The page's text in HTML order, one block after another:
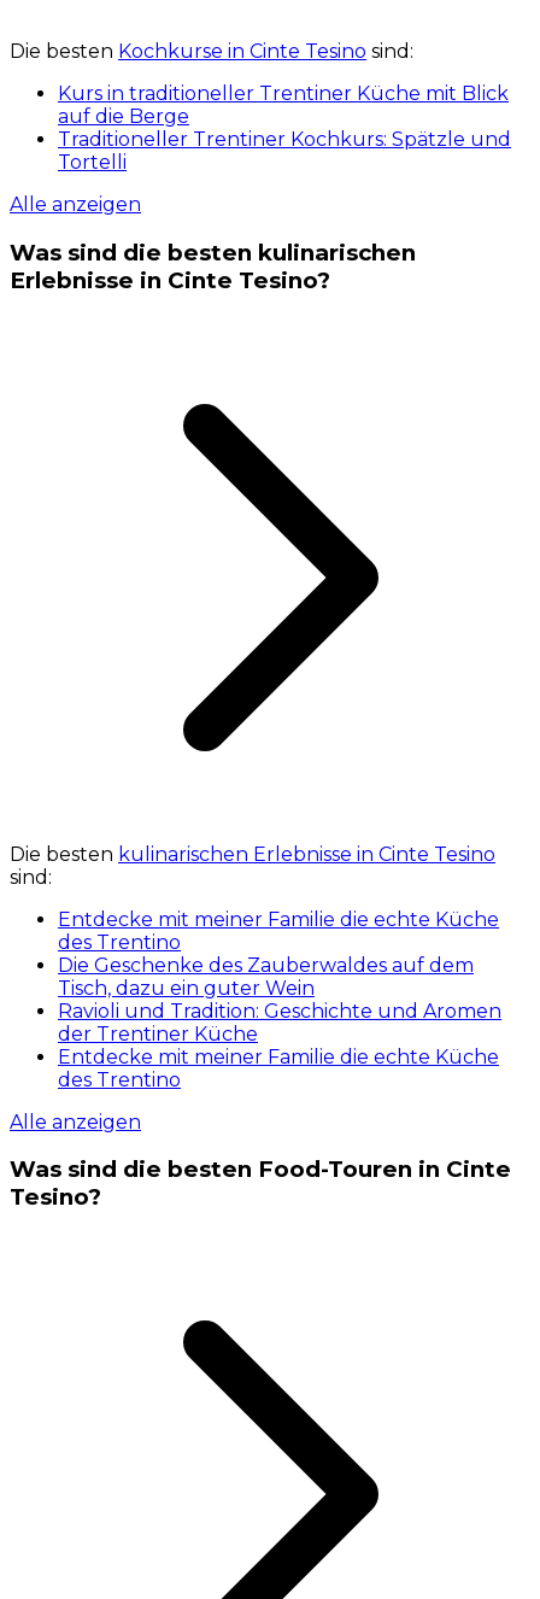
Die besten Kochkurse in Cinte Tesino sind:
Kurs in traditioneller Trentiner Küche mit Blick
auf die Berge
Traditioneller Trentiner Kochkurs: Spätzle und
Tortelli
Alle anzeigen
Was sind die besten kulinarischen
Erlebnisse in Cinte Tesino?
Die besten kulinarischen Erlebnisse in Cinte Tesino
sind:
Entdecke mit meiner Familie die echte Küche
des Trentino
Die Geschenke des Zauberwaldes auf dem
Tisch, dazu ein guter Wein
Ravioli und Tradition: Geschichte und Aromen
der Trentiner Küche
Entdecke mit meiner Familie die echte Küche
des Trentino
Alle anzeigen
Was sind die besten Food-Touren in Cinte
Tesino?